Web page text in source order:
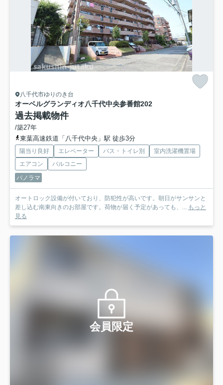
八千代市ゆりのき台
オーベルグランディオ八千代中央参番館202
過去掲載物件
/築27年
東葉高速鉄道「八千代中央」駅 徒歩3分
陽当り良好 エレベーター バス・トイレ別
室内洗濯機置場
エアコン
バルコニー
パノラマ
オートロック設備が付いており、防犯性が高いです。朝日がサンサンと
差し込む南東向きのお部屋です。荷物が届く予定があっても、... もっと
見る
会員限定